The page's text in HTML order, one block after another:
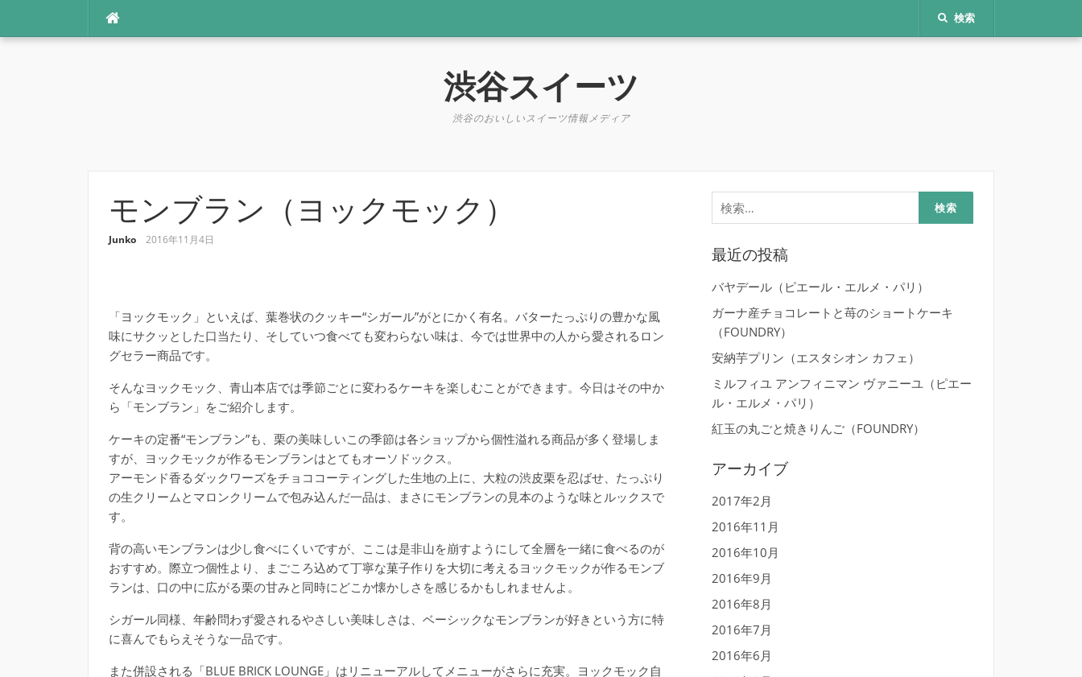
検索
渋谷スイーツ
渋谷のおいしいスイーツ情報メディア
モンブラン（ヨックモック）
Junko 2016年11月4日
「ヨックモック」といえば、葉巻状のクッキー“シガール”がとにかく有名。バターたっぷりの豊かな風
味にサクッとした口当たり、そしていつ食べても変わらない味は、今では世界中の人から愛されるロン
グセラー商品です。
そんなヨックモック、青山本店では季節ごとに変わるケーキを楽しむことができます。今日はその中か
ら「モンブラン」をご紹介します。
ケーキの定番“モンブラン”も、栗の美味しいこの季節は各ショップから個性溢れる商品が多く登場しま
すが、ヨックモックが作るモンブランはとてもオーソドックス。
アーモンド香るダックワーズをチョココーティングした生地の上に、大粒の渋皮栗を忍ばせ、たっぷり
の生クリームとマロンクリームで包み込んだ一品は、まさにモンブランの見本のような味とルックスで
す。
背の高いモンブランは少し食べにくいですが、ここは是非山を崩すようにして全層を一緒に食べるのが
おすすめ。際立つ個性より、まごころ込めて丁寧な菓子作りを大切に考えるヨックモックが作るモンブ
ランは、口の中に広がる栗の甘みと同時にどこか懐かしさを感じるかもしれませんよ。
シガール同様、年齢問わず愛されるやさしい美味しさは、ベーシックなモンブランが好きという方に特
に喜んでもらえそうな一品です。
また併設される「BLUE BRICK LOUNGE」はリニューアルしてメニューがさらに充実。ヨックモック自
検
索:
最近の投稿
バヤデール（ピエール・エルメ・パリ）
ガーナ産チョコレートと苺のショートケーキ
（FOUNDRY）
安納芋プリン（エスタシオン カフェ）
ミルフィユ アンフィニマン ヴァニーユ（ピエー
ル・エルメ・パリ）
紅玉の丸ごと焼きりんご（FOUNDRY）
アーカイブ
2017年2月
2016年11月
2016年10月
2016年9月
2016年8月
2016年7月
2016年6月